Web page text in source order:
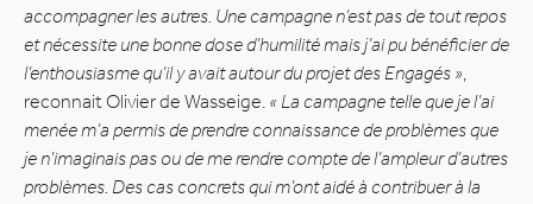
accompagner les autres. Une campagne n’est pas de tout repos
et nécessite une bonne dose d’humilité mais j’ai pu bénéficier de
l’enthousiasme qu’il y avait autour du projet des Engagés »
reconnait Olivier de Wasseige. « La campagne telle que je l’ai
menée m’a permis de prendre connaissance de problèmes que
je n’imaginais pas ou de me rendre compte de l’ampleur d’autres
problèmes. Des cas concrets qui m’ont aidé à contribuer à la